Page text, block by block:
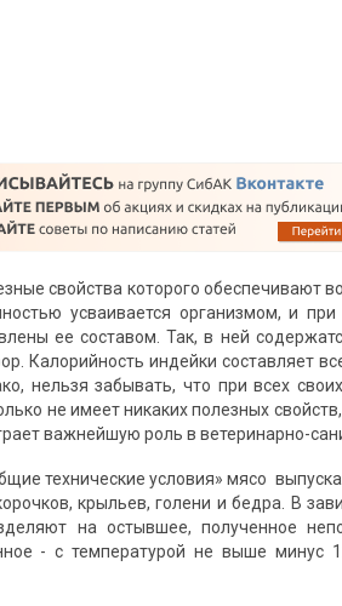
свойства которого обеспечивают
усваивается организмом, и
ее составом. Так, в ней
Калорийность индейки составляет
нельзя забывать, что при всех
не имеет никаких полезных
важнейшую роль в ветеринарно-
технические условия» мясо
крыльев, голени и бедра. В
на остывшее, полученное
- с температурой не выше минус